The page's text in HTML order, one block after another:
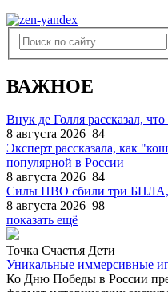
ВАЖНОЕ
Внук де Голля рассказал,
8 августа 2026 84
Эксперт рассказала, как
популярной в России
8 августа 2026 84
Силы ПВО сбили три БПЛА,
8 августа 2026 98
показать ещё
Точка Счастья Дети
Уникальные иммерсивные
Ко Дню Победы в России